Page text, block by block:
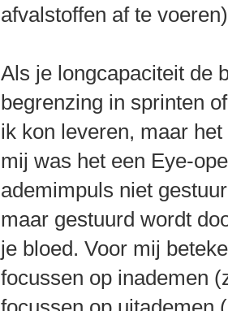
afvalstoffen af te
Als je longcapaciteit de
begrenzing in sprinten
ik kon leveren, maar
mij was het een Eye-
ademimpuls niet
maar gestuurd wordt
je bloed. Voor mij
focussen op inademen